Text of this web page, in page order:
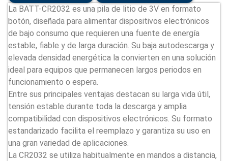
La BATT-CR2032 es una pila de litio de 3V en formato
botón, diseñada para alimentar dispositivos electrónicos
de bajo consumo que requieren una fuente de energía
estable, fiable y de larga duración. Su baja autodescarga y
elevada densidad energética la convierten en una solución
ideal para equipos que permanecen largos periodos en
funcionamiento o espera.
Entre sus principales ventajas destacan su larga vida útil,
tensión estable durante toda la descarga y amplia
compatibilidad con dispositivos electrónicos. Su formato
estandarizado facilita el reemplazo y garantiza su uso en
una gran variedad de aplicaciones.
La CR2032 se utiliza habitualmente en mandos a distancia,